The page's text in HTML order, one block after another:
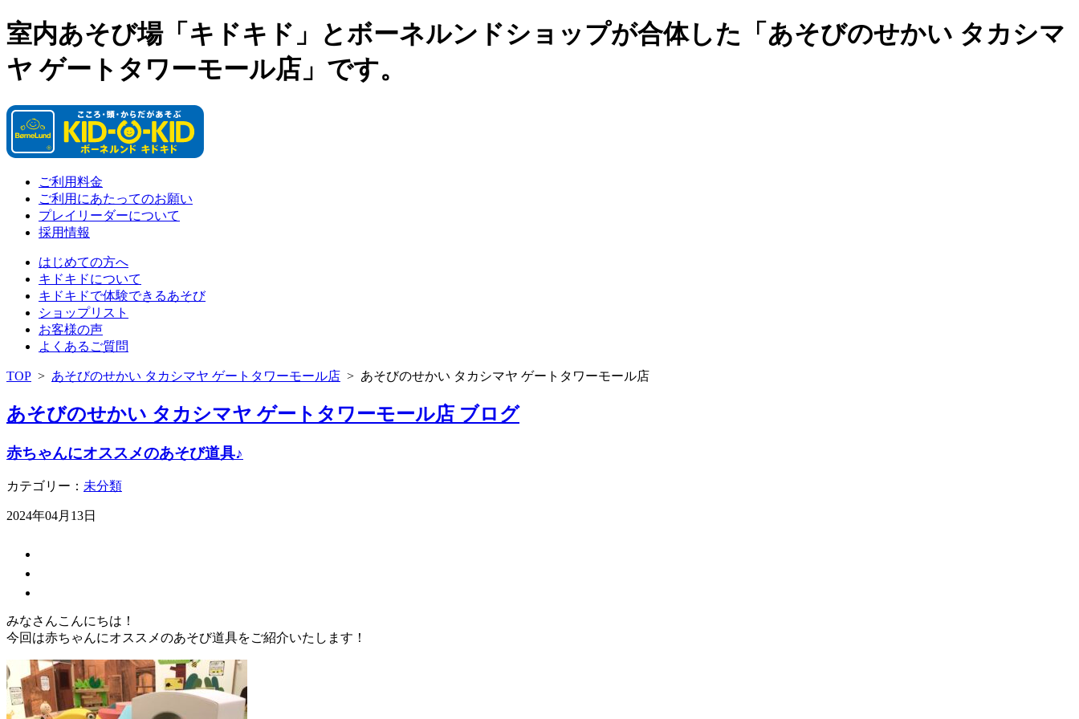
室内あそび場「キドキド」とボーネルンドショップが合体した「あそびのせかい タカシマ
ヤ ゲートタワーモール店」です。
ご利用料金
ご利用にあたってのお願い
プレイリーダーについて
採用情報
はじめての方へ
キドキドについて
キドキドで体験できるあそび
ショップリスト
お客様の声
よくあるご質問
TOP > あそびのせかい タカシマヤ ゲートタワーモール店 > あそびのせかい タカシマヤ ゲートタワーモール店
あそびのせかい タカシマヤ ゲートタワーモール店 ブログ
赤ちゃんにオススメのあそび道具♪
カテゴリー： 未分類
2024年04月13日
みなさんこんにちは！
今回は赤ちゃんにオススメのあそび道具をご紹介いたします！